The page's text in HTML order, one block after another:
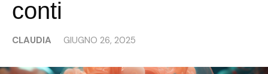
conti
CLAUDIA GIUGNO 26, 2025